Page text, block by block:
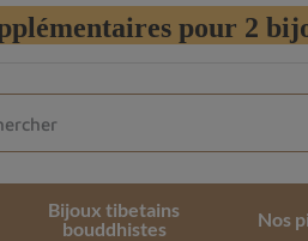
pour 2
Bijoux tibetains
bouddhistes
Nos